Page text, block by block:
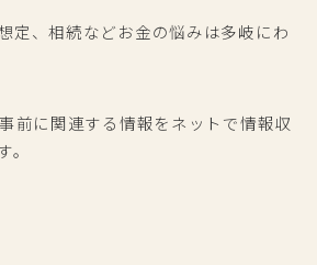
定、相続などお金の悩みは多岐にわ
前に関連する情報をネットで情報収